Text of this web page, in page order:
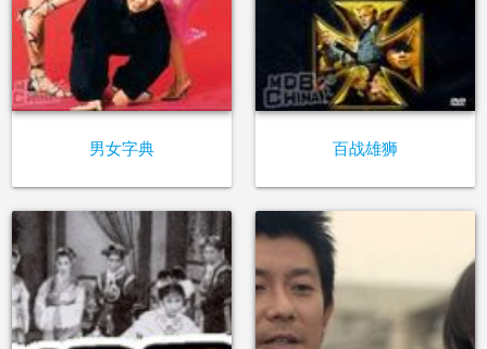
男女字典 百战雄狮